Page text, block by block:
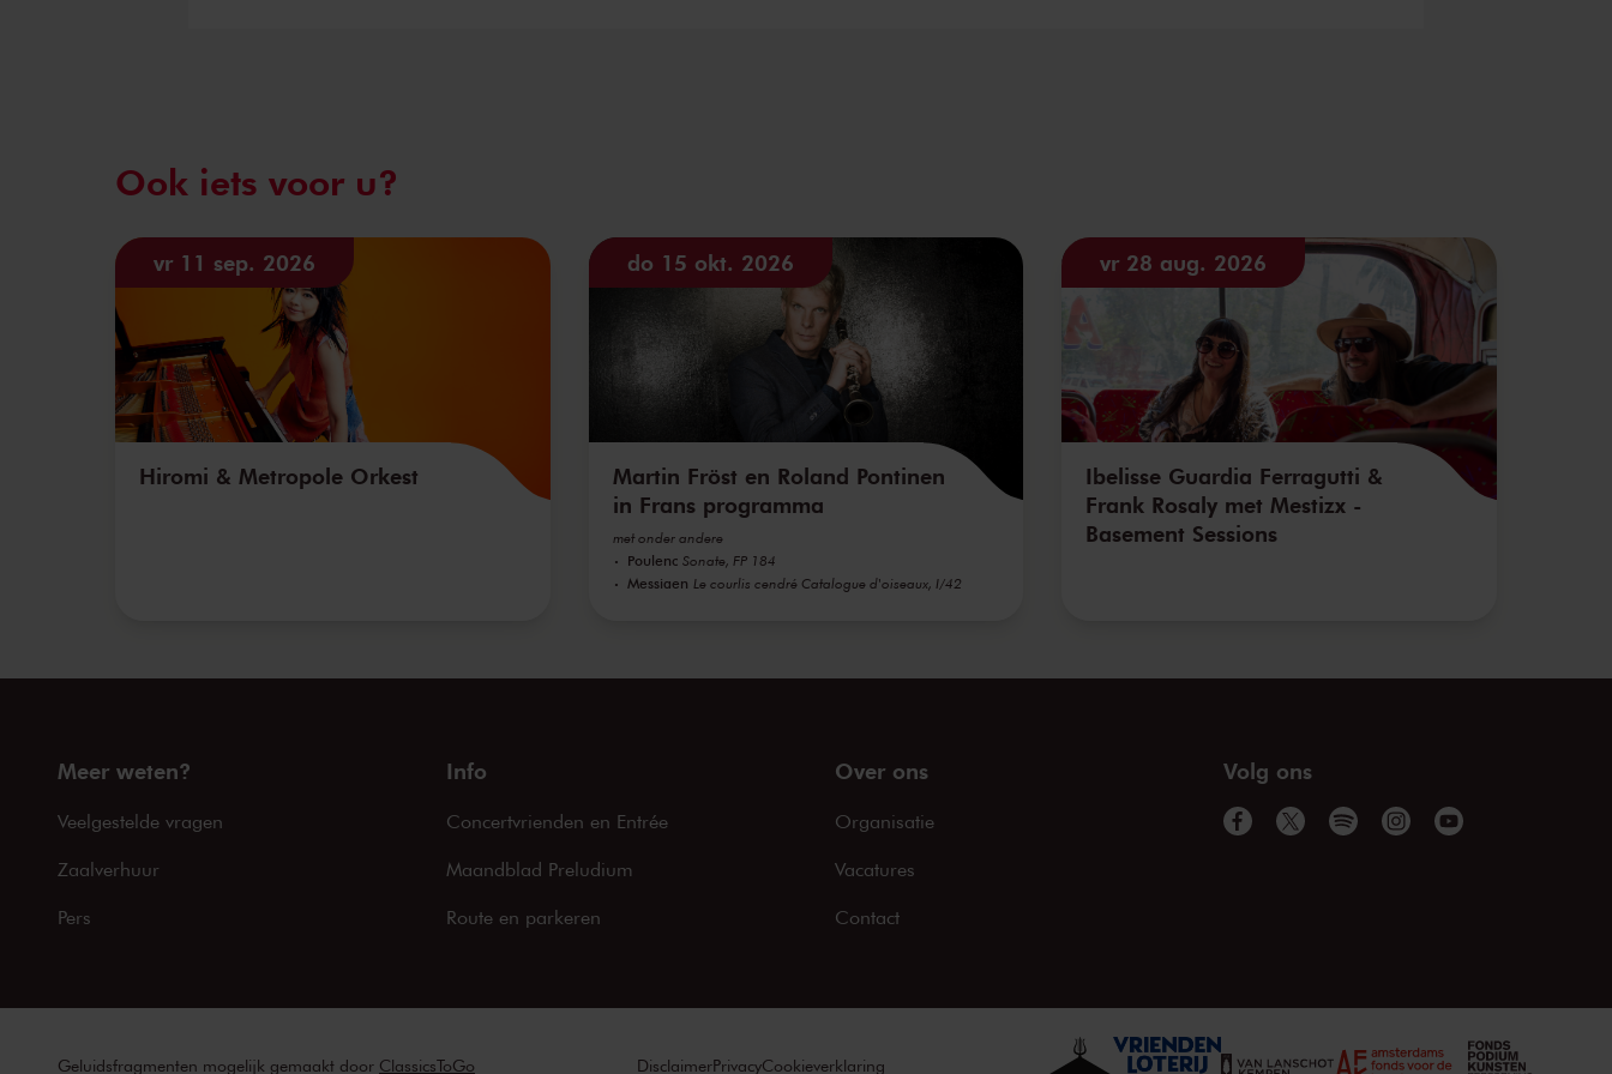
Ook iets voor u?
vr 11 sep. 2026
Hiromi & Metropole Orkest
do 15 okt. 2026
Martin Fröst en Roland Pontinen
in Frans programma
met onder andere
Poulenc Sonate, FP 184
Messiaen Le courlis cendré Catalogue d'oiseaux, I/42
vr 28 aug. 2026
Ibelisse Guardia Ferragutti &
Frank Rosaly met Mestizx -
Basement Sessions
Meer weten?
Veelgestelde vragen
Zaalverhuur
Pers
Info
Concertvrienden en Entrée
Maandblad Preludium
Route en parkeren
Over ons
Organisatie
Vacatures
Contact
Volg ons
Geluidsfragmenten mogelijk gemaakt door ClassicsToGo DisclaimerPrivacyCookieverklaring